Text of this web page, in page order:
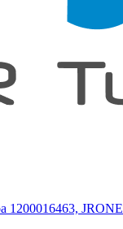
1200016463, JRONE